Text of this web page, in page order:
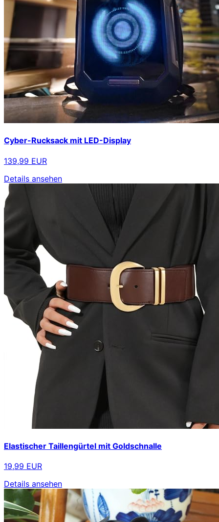
Cyber-Rucksack mit LED-Display
139,99 EUR
Details ansehen
Elastischer Taillengürtel mit Goldschnalle
19,99 EUR
Details ansehen